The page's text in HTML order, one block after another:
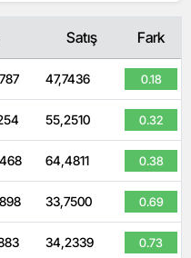
Satış Fark
47,7436 0.18
55,2510 0.32
64,4811 0.38
33,7500 0.69
34,2339 0.73